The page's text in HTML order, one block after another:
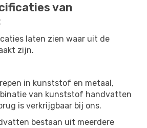
van
laten zien waar uit de
zijn.
in kunststof en metaal,
van kunststof handvatten
is verkrijgbaar bij ons.
bestaan uit meerdere